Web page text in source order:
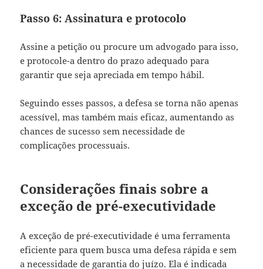
Passo 6: Assinatura e protocolo
Assine a petição ou procure um advogado para isso,
e protocole-a dentro do prazo adequado para
garantir que seja apreciada em tempo hábil.
Seguindo esses passos, a defesa se torna não apenas
acessível, mas também mais eficaz, aumentando as
chances de sucesso sem necessidade de
complicações processuais.
Considerações finais sobre a
exceção de pré-executividade
A exceção de pré-executividade é uma ferramenta
eficiente para quem busca uma defesa rápida e sem
a necessidade de garantia do juízo. Ela é indicada